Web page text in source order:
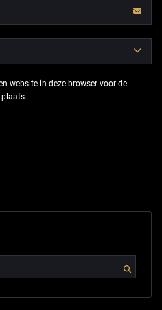
website in deze browser voor de
plaats.